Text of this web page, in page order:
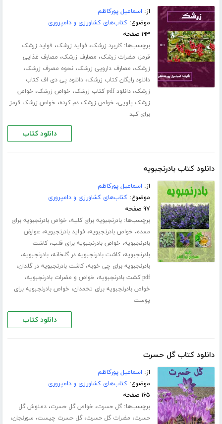
از: اسماعیل پورکاظم
موضوع:کتاب‌های کشاورزی و دامپروری
۱۹۳ صفحه
برچسب‌ها:کاربرد زرشک، فواید زرشک، فواید زرشک
قرمز، مضرات زرشک، مصارف زرشک، مصارف غذایی
زرشک، مصارف دارویی زرشک،نحوه مصرف زرشک،
دانلود رایگان کتاب زرشک،دانلود پی دی اف کتاب
زرشک،دانلود pdf کتاب زرشک ، خواص زرشک، خواص
زرشک پلویی، خواص زرشک دم کرده، خواص زرشک قرمز
برای کبد
دانلود کتاب
دانلود کتاب بادرنجبویه
از: اسماعیل پورکاظم
موضوع:کتاب‌های کشاورزی و دامپروری
۹۷ صفحه
برچسب‌ها:بادرنجبویه برای کلیه، خواص بادرنجبویه برای
معده، خواص بادرنجبویه، فواید بادرنجبویه، عوارض
بادرنجبویه، خواص بادرنجبویه برای قلب،کاشت
بادرنجبویه،کاشت بادرنجبویه در گلخانه،بادرنجبویه،
بادرنجبویه برای چی خوبه،کاشت بادرنجبویه در گلدان،
pdf کشت بادرنجبویه ، خواص و مضرات بادرنجبویه،
خواص بادرنجبویه برای تخمدان، خواص بادرنجبویه برای
پوست
دانلود کتاب
دانلود کتاب گل حسرت
از: اسماعیل پورکاظم
موضوع:کتاب‌های کشاورزی و دامپروری
۱۶۵ صفحه
برچسب‌ها:گل حسرت، خواص گل حسرت،دمنوش گل
حسرت، مضرات گل حسرت،گل حسرت چیست، سورنجان،